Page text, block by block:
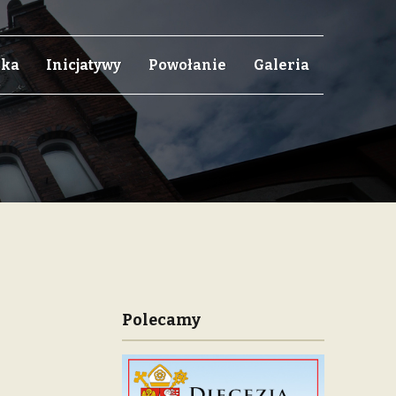
Inicjatywy Powołanie Galeria
Polecamy